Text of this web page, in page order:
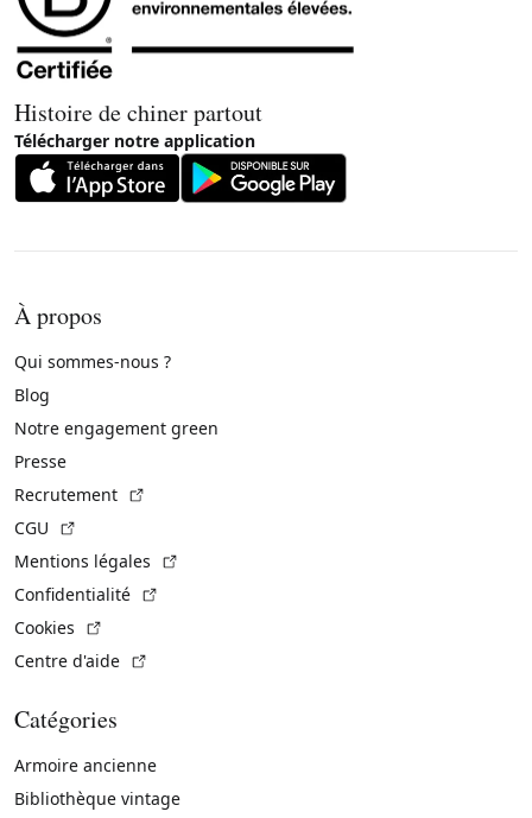
Histoire de chiner partout
Télécharger notre application
À propos
Qui sommes-nous ?
Blog
Notre engagement green
Presse
Recrutement
CGU
Mentions légales
Confidentialité
Cookies
Centre d'aide
Catégories
Armoire ancienne
Bibliothèque vintage